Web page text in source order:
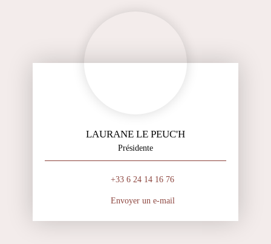
LAURANE LE PEUC'H
Présidente
+33 6 24 14 16 76
Envoyer un e-mail